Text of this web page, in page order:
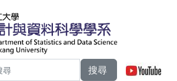
搜尋